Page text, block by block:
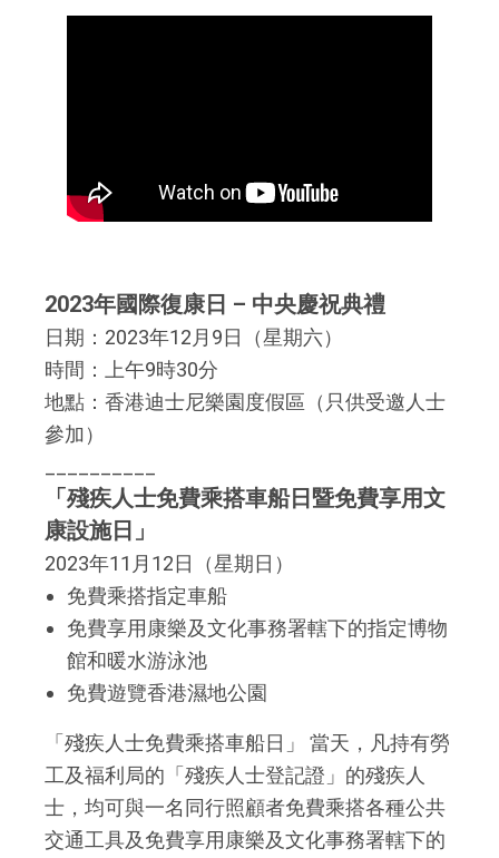
2023年國際復康日 – 中央慶祝典禮
日期：2023年12月9日（星期六）
時間：上午9時30分
地點：香港迪士尼樂園度假區（只供受邀人士
參加）
「殘疾人士免費乘搭車船日暨免費享用文
康設施日」
2023年11月12日（星期日）
免費乘搭指定車船
免費享用康樂及文化事務署轄下的指定博物
館和暖水游泳池
免費遊覽香港濕地公園
「殘疾人士免費乘搭車船日」 當天，凡持有勞
工及福利局的「殘疾人士登記證」的殘疾人
士，均可與一名同行照顧者免費乘搭各種公共
交通工具及免費享用康樂及文化事務署轄下的